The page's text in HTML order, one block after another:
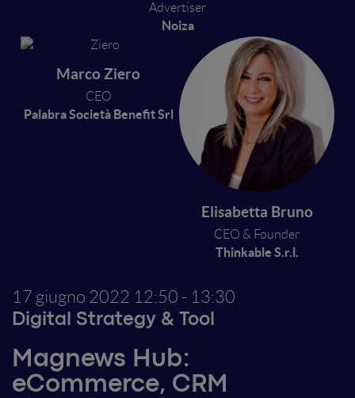
Advertiser
Noiza
Marco Ziero
CEO
Palabra Società Benefit Srl
Elisabetta Bruno
CEO & Founder
Thinkable S.r.l.
17 giugno 2022 12:50 - 13:30
Digital Strategy & Tool
Magnews Hub:
eCommerce, CRM